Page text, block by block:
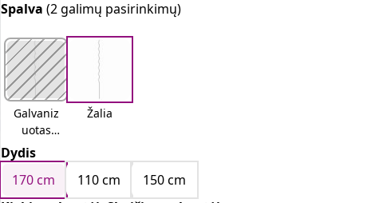
Spalva(2 galimų pasirinkimų)
Galvaniz
uotas
plienas
Žalia
Dydis
170 cm
110 cm
150 cm